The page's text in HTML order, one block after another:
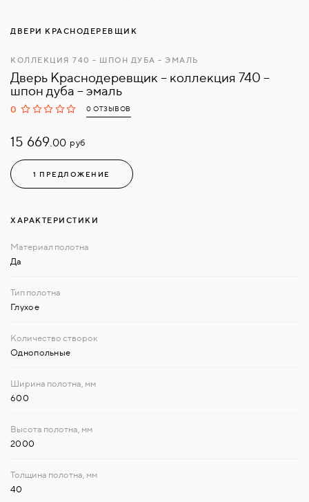
ДВЕРИ КРАСНОДЕРЕВЩИК
КОЛЛЕКЦИЯ 740 – ШПОН ДУБА – ЭМАЛЬ
Дверь Краснодеревщик – коллекция 740 –
шпон дуба – эмаль
0 0 ОТЗЫВОВ
15 669.00 руб
1 ПРЕДЛОЖЕНИЕ
ХАРАКТЕРИСТИКИ
Да
Глухое
Однопольные
600
2000
40